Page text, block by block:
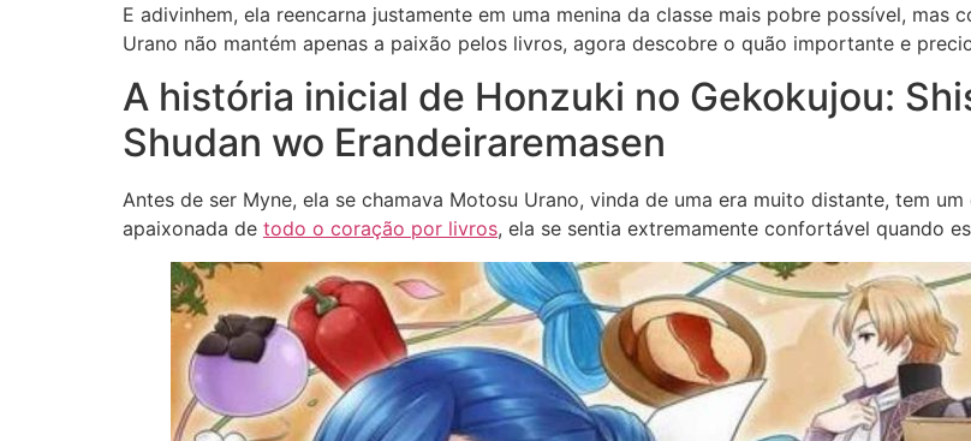
E adivinhem, ela reencarna justamente em uma menina da classe mais pobre possível, mas
Urano não mantém apenas a paixão pelos livros, agora descobre o quão importante e
A história inicial de Honzuki no Gekokujou:
Shudan wo Erandeiraremasen
Antes de ser Myne, ela se chamava Motosu Urano, vinda de uma era muito distante, tem
apaixonada de todo o coração por livros, ela se sentia extremamente confortável quando